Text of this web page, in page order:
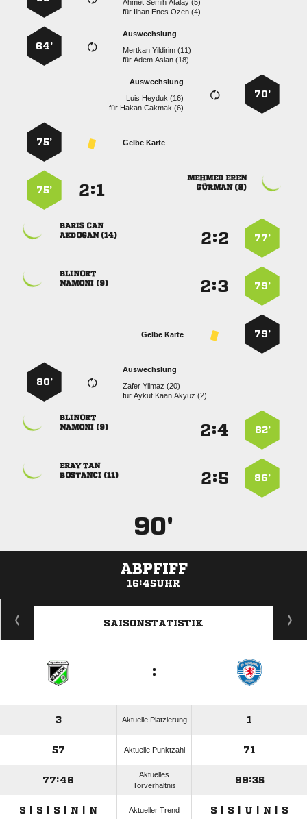
   
für    
Auswechslung
  
für  
64’
70’
Auswechslung
  
für   
Gelbe Karte
75’
 
 
:
75’
77’
:
 
 
79’
:

 
79’
Gelbe Karte
Auswechslung
  
für   
80’
82’
:

 
86’
:
 
 
90'
ABPFIFF
16:45UHR
ANZEIGE
SAISONSTATISTIK
:
3 Aktuelle Platzierung 1
57 Aktuelle Punktzahl 71
77:46
Aktuelles
Torverhältnis
99:35
S | S | S | N | N Aktueller Trend S | S | U | N | S